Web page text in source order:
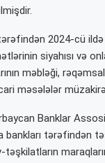
2024-cü
siyahısı və
məbləği,
məsələlər
Banklar
bankları tərəfindən